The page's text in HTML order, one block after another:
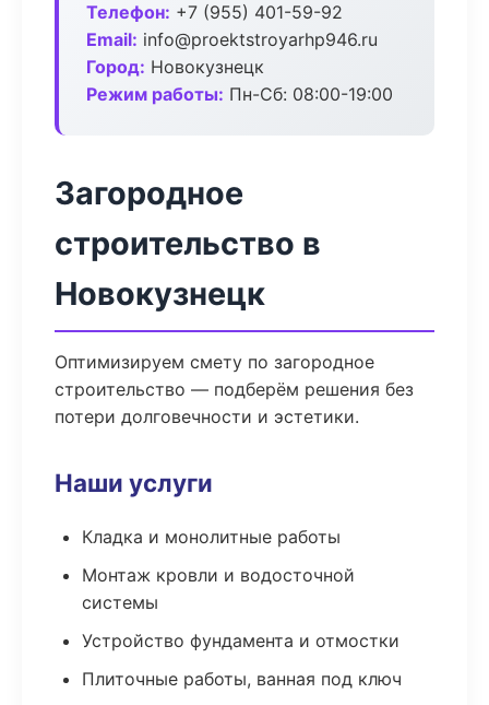
Телефон: +7 (955) 401-59-92
Email: info@proektstroyarhp946.ru
Город: Новокузнецк
Режим работы: Пн-Сб: 08:00-19:00
Загородное
строительство в
Новокузнецк
Оптимизируем смету по загородное
строительство — подберём решения без
потери долговечности и эстетики.
Наши услуги
Кладка и монолитные работы
Монтаж кровли и водосточной
системы
Устройство фундамента и отмостки
Плиточные работы, ванная под ключ